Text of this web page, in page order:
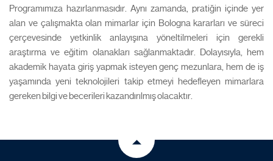
Programımıza hazırlanmasıdır. Aynı zamanda, pratiğin içinde yer
alan ve çalışmakta olan mimarlar için Bologna kararları ve süreci
çerçevesinde yetkinlik anlayışına yöneltilmeleri için gerekli
araştırma ve eğitim olanakları sağlanmaktadır. Dolayısıyla, hem
akademik hayata giriş yapmak isteyen genç mezunlara, hem de iş
yaşamında yeni teknolojileri takip etmeyi hedefleyen mimarlara
gereken bilgi ve becerileri kazandırılmış olacaktır.